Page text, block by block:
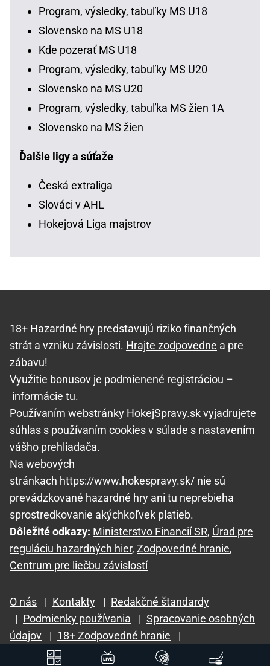
Program, výsledky, tabuľky MS U18
Slovensko na MS U18
Kde pozerať MS U18
Program, výsledky, tabuľky MS U20
Slovensko na MS U20
Program, výsledky, tabuľka MS žien 1A
Slovensko na MS žien
Ďalšie ligy a súťaže
Česká extraliga
Slováci v AHL
Hokejová Liga majstrov
18+ Hazardné hry predstavujú riziko finančných
strát a vzniku závislosti. Hrajte zodpovedne a pre
zábavu!
Využitie bonusov je podmienené registráciou –
informácie tu.
Používaním webstránky HokejSpravy.sk vyjadrujete
súhlas s používaním cookies v súlade s nastavením
vášho prehliadača.
Na webových
stránkach https://www.hokespravy.sk/ nie sú
prevádzkované hazardné hry ani tu neprebieha
sprostredkovanie akýchkoľvek platieb.
Dôležité odkazy: Ministerstvo Financií SR, Úrad pre
reguláciu hazardných hier, Zodpovedné hranie,
Centrum pre liečbu závislostí
O nás | Kontakty | Redakčné štandardy
| Podmienky používania | Spracovanie osobných
údajov
| 18+ Zodpovedné hranie
|
GTO Solutions, s.r.o.